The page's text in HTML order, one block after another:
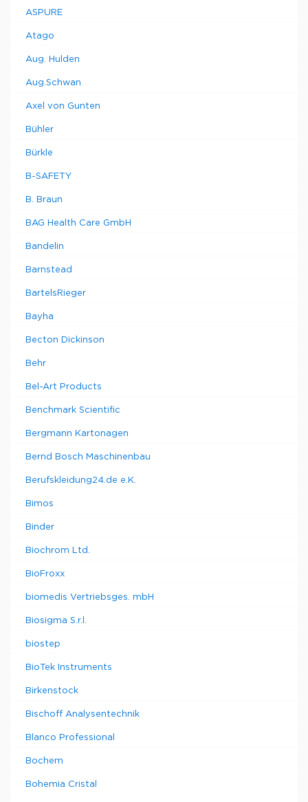
ASPURE
Atago
Aug. Hulden
Aug.Schwan
Axel von Gunten
Bühler
Bürkle
B-SAFETY
B. Braun
BAG Health Care GmbH
Bandelin
Barnstead
BartelsRieger
Bayha
Becton Dickinson
Behr
Bel-Art Products
Benchmark Scientific
Bergmann Kartonagen
Bernd Bosch Maschinenbau
Berufskleidung24.de e.K.
Bimos
Binder
Biochrom Ltd.
BioFroxx
biomedis Vertriebsges. mbH
Biosigma S.r.l.
biostep
BioTek Instruments
Birkenstock
Bischoff Analysentechnik
Blanco Professional
Bochem
Bohemia Cristal